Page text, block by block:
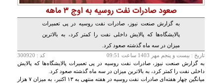
صعود صادرات نفت روسیه به اوج ۳ ماهه
به گزارش صنعت نیوز، صادرات نفت روسیه در پی تعمیرات
پالایشگاه‌ها که پالایش داخلی نفت را کمتر کرد، به بالاترین
میزان در سه ماه گذشته صعود کرد.
تاريخ : بيست و پنجم مهر 1403 ساعت 09:51
کد : 300920
به گزارش صنعت نیوز، صادرات نفت روسیه در پی تعمیرات پالایشگاه‌ها که پالایش
داخلی نفت را کمتر کرد، به بالاترین میزان در سه ماه گذشته صعود کرد.
میانگین چهار هفته‌ای صادرات نفت روسیه در هفته منتهی به ۱۳ اکتبر، به میزان ۷ هزار